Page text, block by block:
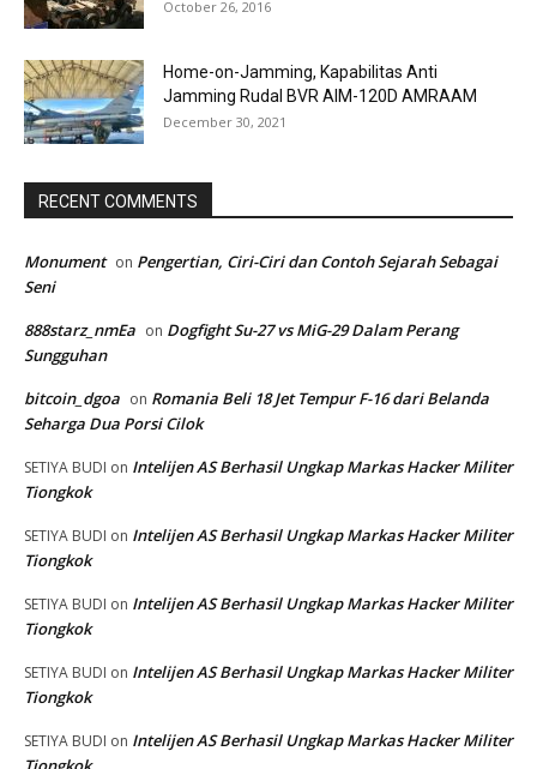
October 26, 2016
Home-on-Jamming, Kapabilitas Anti
Jamming Rudal BVR AIM-120D AMRAAM
December 30, 2021
RECENT COMMENTS
Monument on Pengertian, Ciri-Ciri dan Contoh Sejarah Sebagai
Seni
888starz_nmEa on Dogfight Su-27 vs MiG-29 Dalam Perang
Sungguhan
bitcoin_dgoa on Romania Beli 18 Jet Tempur F-16 dari Belanda
Seharga Dua Porsi Cilok
SETIYA BUDI on Intelijen AS Berhasil Ungkap Markas Hacker Militer
Tiongkok
SETIYA BUDI on Intelijen AS Berhasil Ungkap Markas Hacker Militer
Tiongkok
SETIYA BUDI on Intelijen AS Berhasil Ungkap Markas Hacker Militer
Tiongkok
SETIYA BUDI on Intelijen AS Berhasil Ungkap Markas Hacker Militer
Tiongkok
SETIYA BUDI on Intelijen AS Berhasil Ungkap Markas Hacker Militer